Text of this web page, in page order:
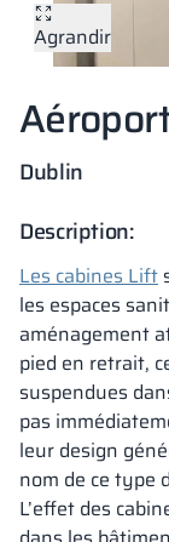
Agrandir
Dublin
Description:
Les cabines Lift
les espaces
aménagement
pied en retrait,
suspendues
pas
leur design
nom de ce type
L’effet des